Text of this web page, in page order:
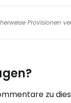
Provisionen
zu